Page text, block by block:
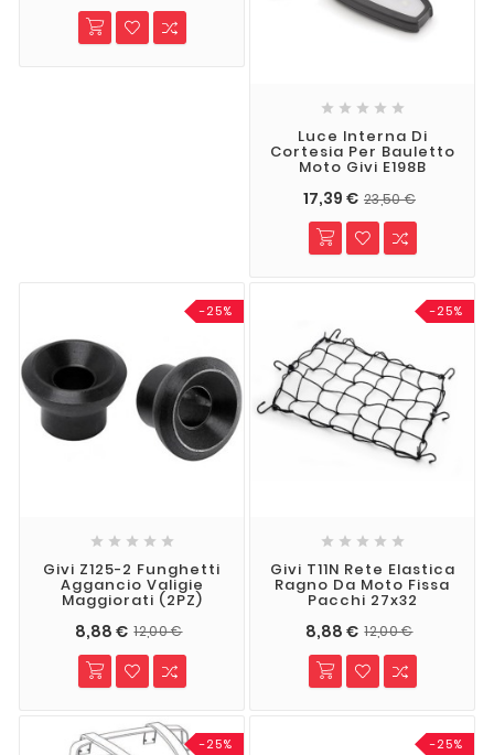
    
Luce Interna Di
Cortesia Per Bauletto
Moto Givi E198B
17,39 € 23,50 €
-25%
    
Givi Z125-2 Funghetti
Aggancio Valigie
Maggiorati (2PZ)
8,88 € 12,00 €
-25%
    
Givi T11N Rete Elastica
Ragno Da Moto Fissa
Pacchi 27x32
8,88 € 12,00 €
-25% -25%